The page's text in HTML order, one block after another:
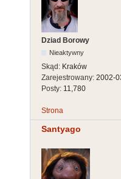
Dziad Borowy
Nieaktywny
Skąd: Kraków
Zarejestrowany: 2002-
Posty: 11,780
Strona
Santyago